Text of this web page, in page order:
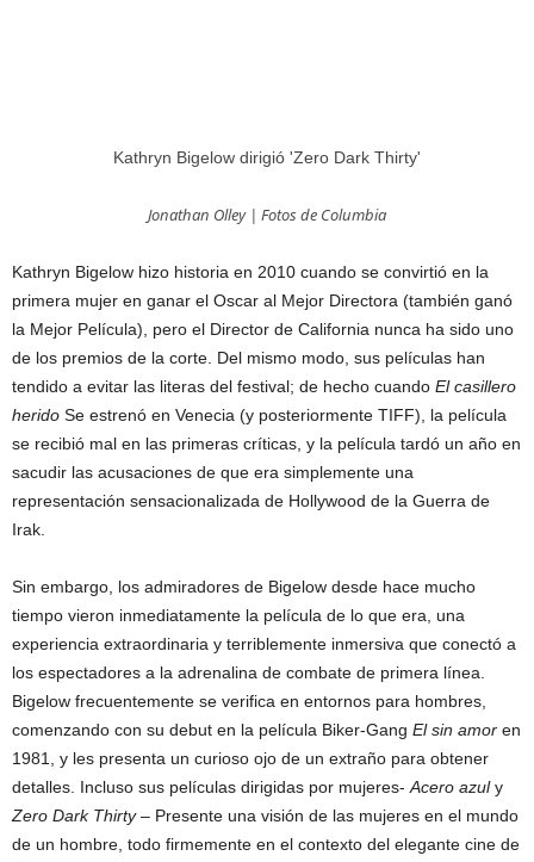
Kathryn Bigelow dirigió 'Zero Dark Thirty'
Jonathan Olley | Fotos de Columbia
Kathryn Bigelow hizo historia en 2010 cuando se convirtió en la
primera mujer en ganar el Oscar al Mejor Directora (también ganó
la Mejor Película), pero el Director de California nunca ha sido uno
de los premios de la corte. Del mismo modo, sus películas han
tendido a evitar las literas del festival; de hecho cuando El casillero
herido Se estrenó en Venecia (y posteriormente TIFF), la película
se recibió mal en las primeras críticas, y la película tardó un año en
sacudir las acusaciones de que era simplemente una
representación sensacionalizada de Hollywood de la Guerra de
Irak.
Sin embargo, los admiradores de Bigelow desde hace mucho
tiempo vieron inmediatamente la película de lo que era, una
experiencia extraordinaria y terriblemente inmersiva que conectó a
los espectadores a la adrenalina de combate de primera línea.
Bigelow frecuentemente se verifica en entornos para hombres,
comenzando con su debut en la película Biker-Gang El sin amor en
1981, y les presenta un curioso ojo de un extraño para obtener
detalles. Incluso sus películas dirigidas por mujeres-Acero azuly
Zero Dark Thirty– Presente una visión de las mujeres en el mundo
de un hombre, todo firmemente en el contexto del elegante cine de